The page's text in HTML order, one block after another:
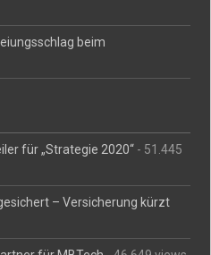
beim
für „Strategie 2020“ - 51.445
– Versicherung kürzt